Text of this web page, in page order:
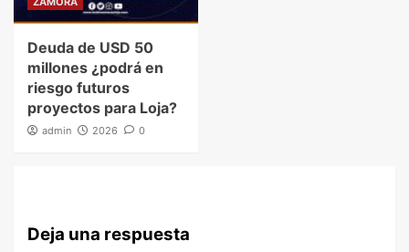
Deuda de USD 50
millones ¿podrá en
riesgo futuros
proyectos para Loja?
admin 2026 0
Deja una respuesta